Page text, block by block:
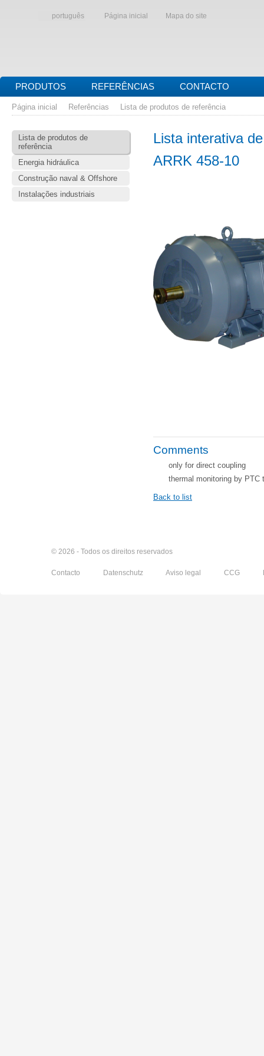
português Página inicial Mapa do site
PRODUTOS REFERÊNCIAS CONTACTO
Página inicial Referências Lista de produtos de referência
Lista de produtos de
referência
Energia hidráulica
Construção naval & Offshore
Instalações industriais
Lista interativa
ARRK 458-10
Comments
only for direct coupling
thermal monitoring by PTC
Back to list
© 2026 - Todos os direitos reservados
Contacto Datenschutz Aviso legal CCG